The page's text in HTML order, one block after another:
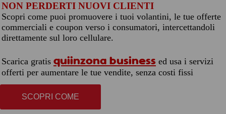
NON PERDERTI NUOVI CLIENTI
Scopri come puoi promuovere i tuoi volantini, le tue offerte
commerciali e coupon verso i consumatori, intercettandoli
direttamente sul loro cellulare.
Scarica gratis quiinzona business ed usa i servizi
offerti per aumentare le tue vendite, senza costi fissi
SCOPRI COME